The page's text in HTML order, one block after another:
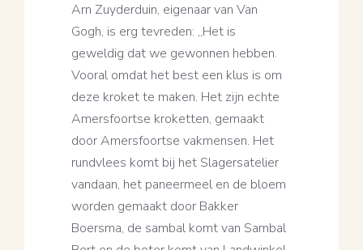
Arn Zuyderduin, eigenaar van Van
Gogh, is erg tevreden: ,,Het is
geweldig dat we gewonnen hebben.
Vooral omdat het best een klus is om
deze kroket te maken. Het zijn echte
Amersfoortse kroketten, gemaakt
door Amersfoortse vakmensen. Het
rundvlees komt bij het Slagersatelier
vandaan, het paneermeel en de bloem
worden gemaakt door Bakker
Boersma, de sambal komt van Sambal